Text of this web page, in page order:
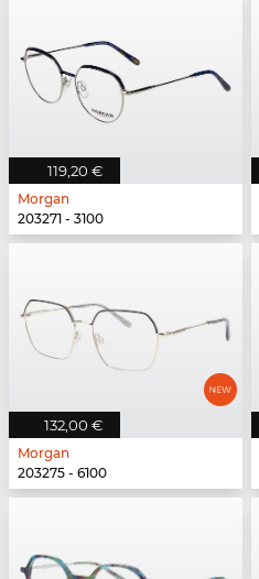
119,20 €
Morgan
203271 - 3100
132,00 €
Morgan
203275 - 6100